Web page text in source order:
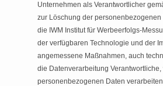
Unternehmen als Verantwortlicher
zur Löschung der personenbezogenen
die IWM Institut für Werbeerfolgs-
der verfügbaren Technologie und der
angemessene Maßnahmen, auch
die Datenverarbeitung
personenbezogenen Daten